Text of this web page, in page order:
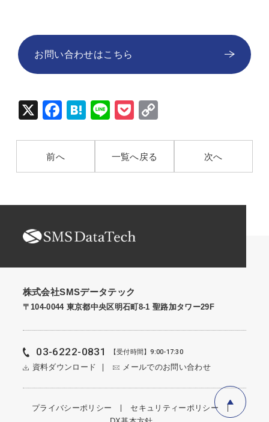
お問い合わせはこちら
X
Fac
ok
Hat
Lin
Poc Cop
nk
前へ 一覧へ戻る 次へ
株式会社SMSデータテック
〒104-0044 東京都中央区明石町8-1 聖路加タワー29F
03-6222-0831 【受付時間】9:00-17:30
資料ダウンロード メールでのお問い合わせ
プライバシーポリシー
セキュリティーポリシー